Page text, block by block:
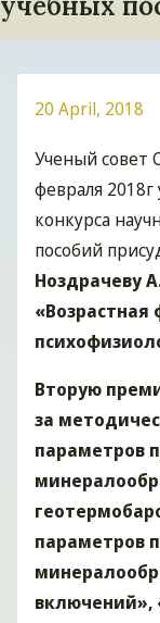
20 April, 2018
Ученый совет
февраля
конкурса
пособий
Ноздрачеву
«Возрастная
Вторую
за
параметров
параметров
включений»,